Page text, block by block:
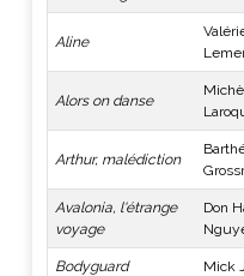
Aline
Alors on danse
Arthur, malédiction
Avalonia, l'étrange
voyage
Don
Bodyguard Mick